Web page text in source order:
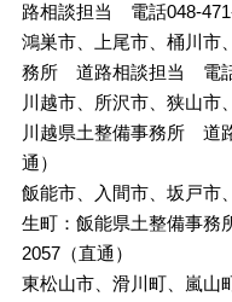
路相談担当 電話048-471-
鴻巣市、上尾市、桶川市
務所 道路相談担当 電話
川越市、所沢市、狭山市
川越県土整備事務所 道
通）
飯能市、入間市、坂戸市
生町：飯能県土整備事
2057（直通）
東松山市、滑川町、嵐山